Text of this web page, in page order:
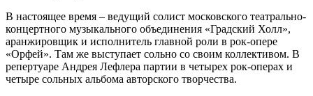
В настоящее время – ведущий солист московского театрально-
концертного музыкального объединения «Градский Холл»,
аранжировщик и исполнитель главной роли в рок-опере
«Орфей». Там же выступает сольно со своим коллективом. В
репертуаре Андрея Лефлера партии в четырех рок-операх и
четыре сольных альбома авторского творчества.